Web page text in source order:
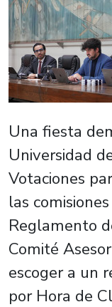
Una fiesta
Universidad
Votaciones
las
Reglamento
Comité
escoger a un
por Hora de